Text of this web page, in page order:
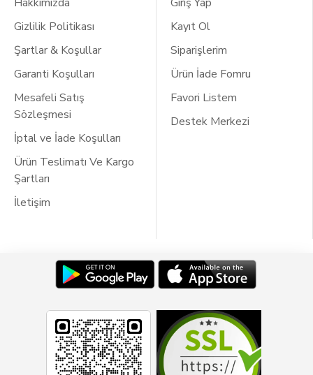
Gizlilik Politikası
Şartlar & Koşullar
Garanti Koşulları
Mesafeli Satış
Sözleşmesi
İptal ve İade Koşulları
Ürün Teslimatı Ve Kargo
Şartları
İletişim
Kayıt Ol
Siparişlerim
Ürün İade Fomru
Favori Listem
Destek Merkezi